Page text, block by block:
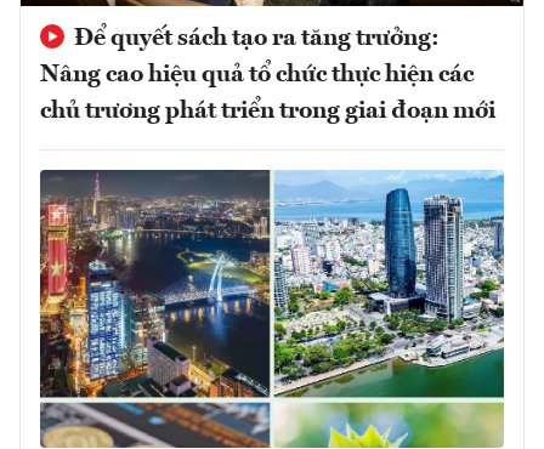
Để quyết sách tạo ra tăng trưởng:
Nâng cao hiệu quả tổ chức thực hiện các
chủ trương phát triển trong giai đoạn mới